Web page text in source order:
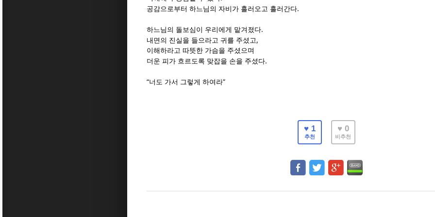
공감으로부터 하느님의 자비가 흘러오고 흘러간다.
하느님의 돌보심이 우리에게 맡겨졌다.
내면의 진실을 들으라고 귀를 주셨고,
이해하라고 따뜻한 가슴을 주셨으며
더운 피가 흐르도록 맞잡을 손을 주셨다.
“너도 가서 그렇게 하여라”
♥ 1
추천
♥ 0
비추천